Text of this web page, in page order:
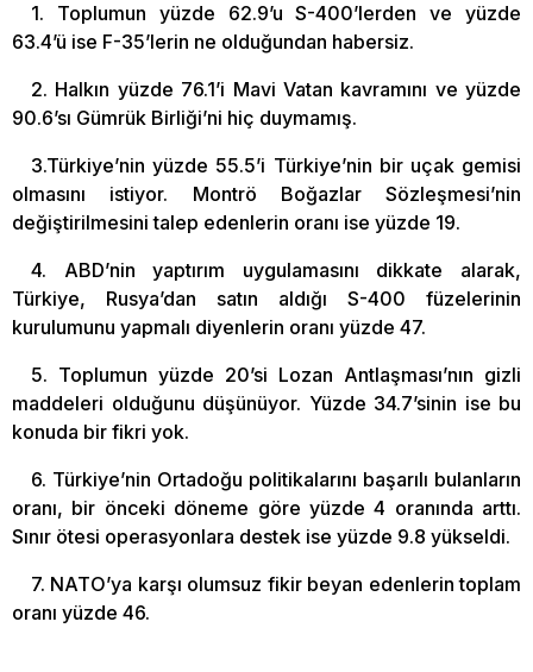
1. Toplumun yüzde 62.9’u S-400’lerden ve yüzde
63.4’ü ise F-35’lerin ne olduğundan habersiz.
2. Halkın yüzde 76.1’i Mavi Vatan kavramını ve yüzde
90.6’sı Gümrük Birliği’ni hiç duymamış.
3.Türkiye’nin yüzde 55.5’i Türkiye’nin bir uçak gemisi
olmasını istiyor. Montrö Boğazlar Sözleşmesi’nin
değiştirilmesini talep edenlerin oranı ise yüzde 19.
4. ABD’nin yaptırım uygulamasını dikkate alarak,
Türkiye, Rusya’dan satın aldığı S-400 füzelerinin
kurulumunu yapmalı diyenlerin oranı yüzde 47.
5. Toplumun yüzde 20’si Lozan Antlaşması’nın gizli
maddeleri olduğunu düşünüyor. Yüzde 34.7’sinin ise bu
konuda bir fikri yok.
6. Türkiye’nin Ortadoğu politikalarını başarılı bulanların
oranı, bir önceki döneme göre yüzde 4 oranında arttı.
Sınır ötesi operasyonlara destek ise yüzde 9.8 yükseldi.
7. NATO’ya karşı olumsuz fikir beyan edenlerin toplam
oranı yüzde 46.